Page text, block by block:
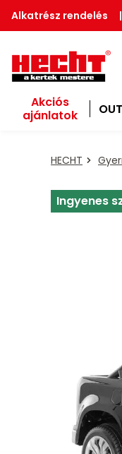
Alkatrész rendelés |
Akciós
ajánlatok
HECHT
Ingyenes